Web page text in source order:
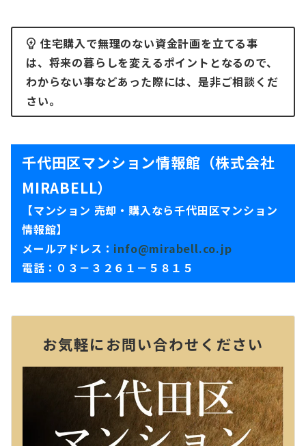
住宅購入で無理のない資金計画を立てる事
は、将来の暮らしを変えるポイントとなるので、
わからない事などあった際には、是非ご相談くだ
さい。
千代田区マンション情報館（株式会社
MIRABELL）
【マンション 売却・購入なら千代田区マンション
情報館】
メールアドレス： info@mirabell.co.jp
電話：０３－３２６１－５８１５
お気軽にお問い合わせください